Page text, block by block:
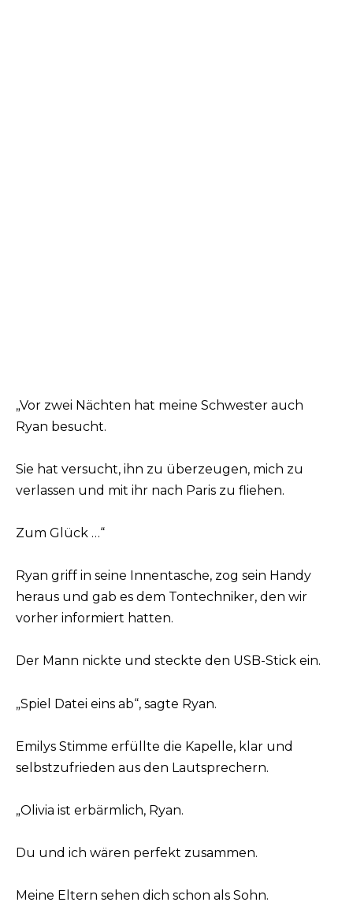
„Vor zwei Nächten hat meine Schwester auch
Ryan besucht.
Sie hat versucht, ihn zu überzeugen, mich zu
verlassen und mit ihr nach Paris zu fliehen.
Zum Glück …“
Ryan griff in seine Innentasche, zog sein Handy
heraus und gab es dem Tontechniker, den wir
vorher informiert hatten.
Der Mann nickte und steckte den USB-Stick ein.
„Spiel Datei eins ab“, sagte Ryan.
Emilys Stimme erfüllte die Kapelle, klar und
selbstzufrieden aus den Lautsprechern.
„Olivia ist erbärmlich, Ryan.
Du und ich wären perfekt zusammen.
Meine Eltern sehen dich schon als Sohn.